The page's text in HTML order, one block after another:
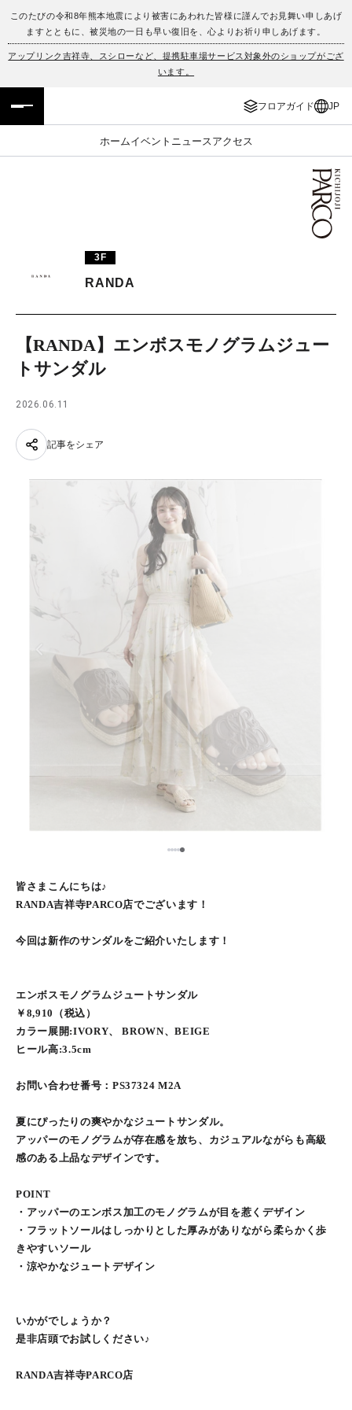
このたびの令和8年熊本地震により被害にあわれた皆様に謹んでお見舞い申しあげ
ますとともに、被災地の一日も早い復旧を、心よりお祈り申しあげます。
アップリンク吉祥寺、スシローなど、提携駐車場サービス対象外のショップがござ
います。
フロアガイド JP
ホームイベント ニュース アクセス
フロアガイド
イベント・ポップアップ
ニュース
PARCOメンバーズ
ENGLISH
簡体字
한국어
3F
RANDA
【RANDA】エンボスモノグラムジュー
トサンダル
2026.06.11
記事をシェア
1234
皆さまこんにちは♪
RANDA吉祥寺PARCO店でございます！
今回は新作のサンダルをご紹介いたします！
エンボスモノグラムジュートサンダル
￥8,910（税込）
カラー展開:IVORY、 BROWN、BEIGE
ヒール高:3.5cm
お問い合わせ番号：PS37324 M2A
夏にぴったりの爽やかなジュートサンダル。
アッパーのモノグラムが存在感を放ち、カジュアルながらも高級
感のある上品なデザインです。
POINT
・アッパーのエンボス加工のモノグラムが目を惹くデザイン
・フラットソールはしっかりとした厚みがありながら柔らかく歩
きやすいソール
・涼やかなジュートデザイン
いかがでしょうか？
是非店頭でお試しください♪
RANDA吉祥寺PARCO店